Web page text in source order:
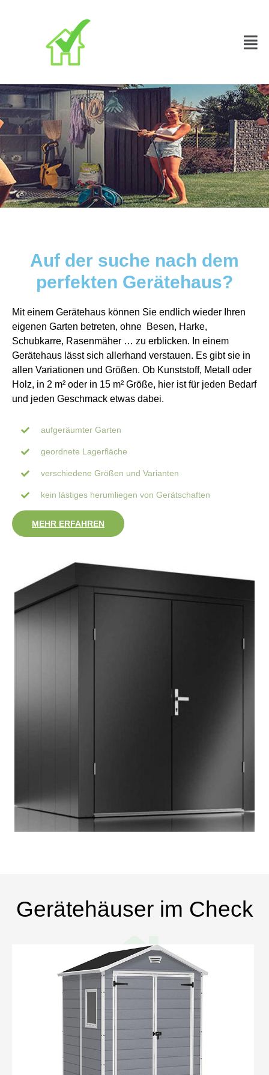
Auf der suche nach dem
perfekten Gerätehaus?
Mit einem Gerätehaus können Sie endlich wieder Ihren
eigenen Garten betreten, ohne Besen, Harke,
Schubkarre, Rasenmäher … zu erblicken. In einem
Gerätehaus lässt sich allerhand verstauen. Es gibt sie in
allen Variationen und Größen. Ob Kunststoff, Metall oder
Holz, in 2 m² oder in 15 m² Größe, hier ist für jeden Bedarf
und jeden Geschmack etwas dabei.
aufgeräumter Garten
geordnete Lagerfläche
verschiedene Größen und Varianten
kein lästiges herumliegen von Gerätschaften
MEHR ERFAHREN
Gerätehäuser im Check